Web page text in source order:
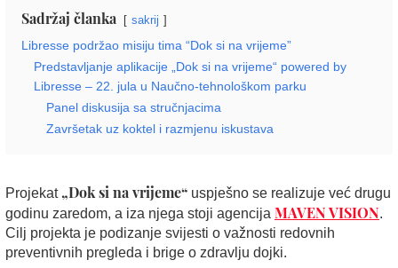
Sadržaj članka sakrij
Libresse podržao misiju tima “Dok si na vrijeme”
Predstavljanje aplikacije „Dok si na vrijeme“ powered by
Libresse – 22. jula u Naučno-tehnološkom parku
Panel diskusija sa stručnjacima
Završetak uz koktel i razmjenu iskustava
Projekat„Dok si na vrijeme“ uspješno se realizuje već drugu
godinu zaredom, a iza njega stoji agencija MAVEN VISION.
Cilj projekta je podizanje svijesti o važnosti redovnih
preventivnih pregleda i brige o zdravlju dojki.